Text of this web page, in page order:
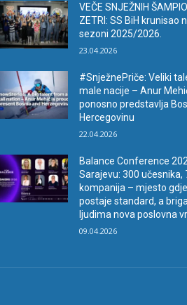
VEČE SNJEŽNIH
ZETRI: SS BiH krunisao
sezoni 2025/2026.
23.04.2026
#SnježnePriče: Veliki
male nacije – Anur
ponosno predstavlja
Hercegovinu
22.04.2026
Balance Conference
Sarajevu: 300 učesnika,
kompanija – mjesto
postaje standard, a
ljudima nova poslovna
09.04.2026